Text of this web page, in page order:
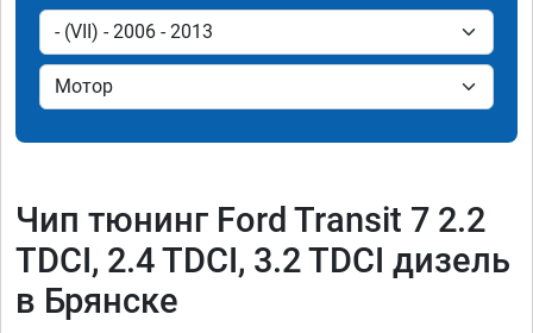
Чип тюнинг Ford Transit 7 2.2
TDCI, 2.4 TDCI, 3.2 TDCI дизель
в Брянске